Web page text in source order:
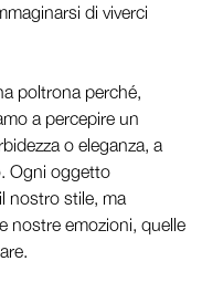
di viverci
poltrona perché,
a percepire un
o eleganza, a
Ogni oggetto
nostro stile, ma
nostre emozioni, quelle